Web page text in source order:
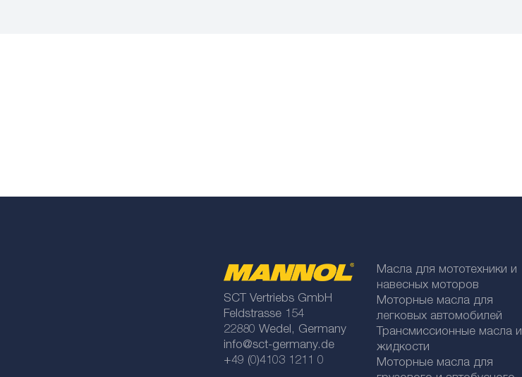
SCT Vertriebs GmbH
Feldstrasse 154
22880 Wedel, Germany
info@sct-germany.de
+49 (0)4103 1211 0
Масла для мототехники и
навесных моторов
Моторные масла для
легковых автомобилей
Трансмиссионные масла и
жидкости
Моторные масла для